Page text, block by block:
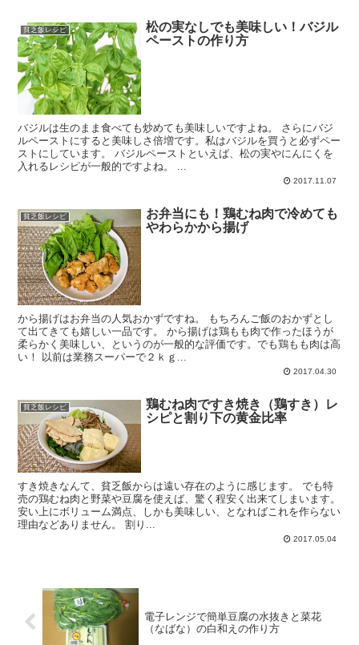
貧乏飯レシピ
松の実なしでも美味しい！バジル
ペーストの作り方
バジルは生のまま食べても炒めても美味しいですよね。 さらにバジ
ルペーストにすると美味しさ倍増です。私はバジルを買うと必ずペー
ストにしています。 バジルペーストといえば、松の実やにんにくを
入れるレシピが一般的ですよね。 ...
2017.11.07
貧乏飯レシピ
お弁当にも！鶏むね肉で冷めても
やわらかから揚げ
から揚げはお弁当の人気おかずですね。 もちろんご飯のおかずとし
て出てきても嬉しい一品です。 から揚げは鶏もも肉で作ったほうが
柔らかく美味しい、というのが一般的な評価です。でも鶏もも肉は高
い！ 以前は業務スーパーで２ｋｇ...
2017.04.30
貧乏飯レシピ
鶏むね肉ですき焼き（鶏すき）レ
シピと割り下の黄金比率
すき焼きなんて、貧乏飯からは遠い存在のように感じます。 でも特
売の鶏むね肉と野菜や豆腐を使えば、驚く程安く出来てしまいます。
安い上にボリューム満点、しかも美味しい、となればこれを作らない
理由などありません。 割り...
2017.05.04
電子レンジで簡単豆腐の水抜きと菜花
（なばな）の白和えの作り方